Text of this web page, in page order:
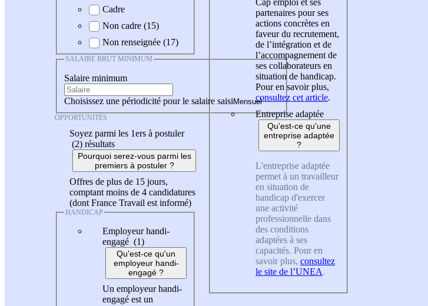
Cadre
Non cadre (15)
Non renseignée (17)
SALAIRE BRUT MINIMUM
Salaire minimum
Choisissez une périodicité pour le salaire saisi
OPPORTUNITÉS
Soyez parmi les 1ers à postuler
(2) résultats
Pourquoi serez-vous parmi les
premiers à postuler ?
Offres de plus de 15 jours,
comptant moins de 4 candidatures
(dont France Travail est informé)
HANDICAP
Employeur handi-
engagé (1)
Qu'est-ce qu'un
employeur handi-
engagé ?
Un employeur handi-
engagé est un
partenaires pour ses
actions concrètes en
faveur du recrutement,
de l’intégration et de
l’accompagnement de
ses collaborateurs en
situation de handicap.
Pour en savoir plus,
consultez cet article.
Entreprise adaptée
Qu'est-ce qu'une
entreprise adaptée
?
L'entreprise adaptée
permet à un travailleur
en situation de
handicap d'exercer
une activité
professionnelle dans
des conditions
adaptées à ses
capacités. Pour en
savoir plus, consultez
le site de l’UNEA.